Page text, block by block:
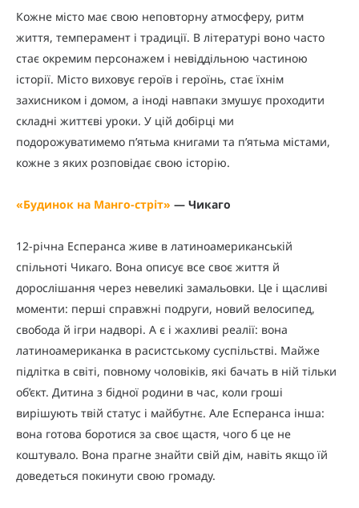
Кожне місто має свою неповторну атмосферу, ритм
життя, темперамент і традиції. В літературі воно часто
стає окремим персонажем і невіддільною частиною
історії. Місто виховує героїв і героїнь, стає їхнім
захисником і домом, а іноді навпаки змушує проходити
складні життєві уроки. У цій добірці ми
подорожуватимемо п’ятьма книгами та п’ятьма містами,
кожне з яких розповідає свою історію.
«Будинок на Манго-стріт» — Чикаго
12-річна Есперанса живе в латиноамериканській
спільноті Чикаго. Вона описує все своє життя й
дорослішання через невеликі замальовки. Це і щасливі
моменти: перші справжні подруги, новий велосипед,
свобода й ігри надворі. А є і жахливі реалії: вона
латиноамериканка в расистському суспільстві. Майже
підлітка в світі, повному чоловіків, які бачать в ній тільки
об’єкт. Дитина з бідної родини в час, коли гроші
вирішують твій статус і майбутнє. Але Есперанса інша:
вона готова боротися за своє щастя, чого б це не
коштувало. Вона прагне знайти свій дім, навіть якщо їй
доведеться покинути свою громаду.